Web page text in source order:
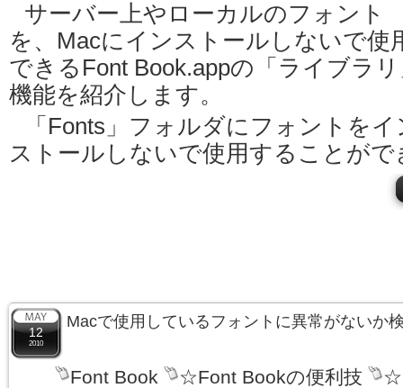
サーバー上やローカルのフォント
を、Macにインストールしないで使
できるFont Book.appの「ライブラ
機能を紹介します。
「Fonts」フォルダにフォントをイ
ストールしないで使用することがで
12
2010
Macで使用しているフォントに異常がないか
Font Book ☆Font Bookの便利技